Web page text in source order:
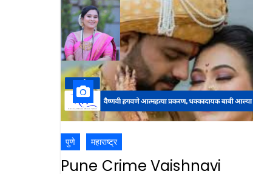
पुणे महाराष्ट्र
Pune Crime Vaishnavi